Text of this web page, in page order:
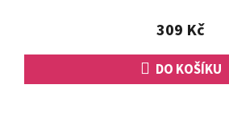
5
hvězdiček.
309 Kč
DO KOŠÍKU